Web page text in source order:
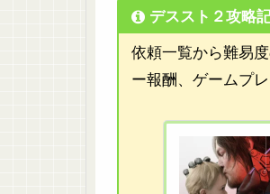
デススト２攻略
依頼一覧から難易
ー報酬、ゲームプ